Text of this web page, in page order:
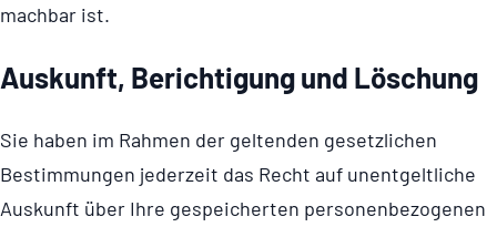
machbar ist.
Auskunft, Berich­ti­gung und Löschung
Sie haben im Rahmen der geltenden gesetzlichen
Bestimmungen jederzeit das Recht auf unentgeltliche
Auskunft über Ihre gespeicherten perso­nen­be­zo­genen